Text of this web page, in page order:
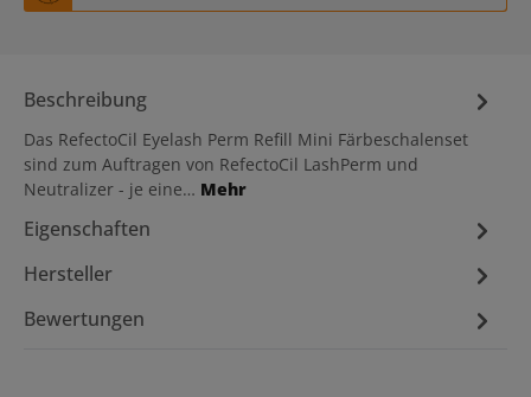
Beschreibung
Das RefectoCil Eyelash Perm Refill Mini Färbeschalenset
sind zum Auftragen von RefectoCil LashPerm und
Neutralizer - je eine… Mehr
Eigenschaften
Hersteller
Bewertungen